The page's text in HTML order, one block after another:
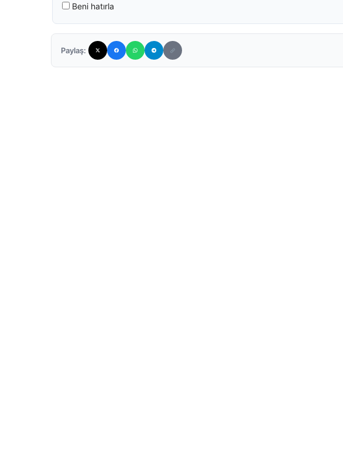
Beni hatırla
Paylaş: